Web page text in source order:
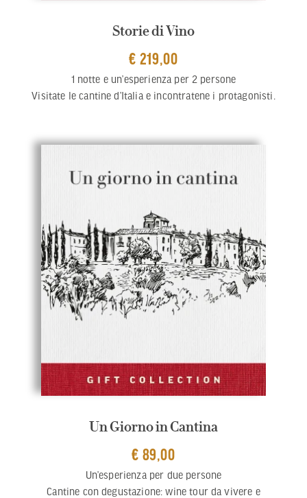
Storie di Vino
€ 219,00
1 notte e un’esperienza per 2 persone
Visitate le cantine d’Italia e incontratene i protagonisti.
Un Giorno in Cantina
€ 89,00
Un’esperienza per due persone
Cantine con degustazione: wine tour da vivere e